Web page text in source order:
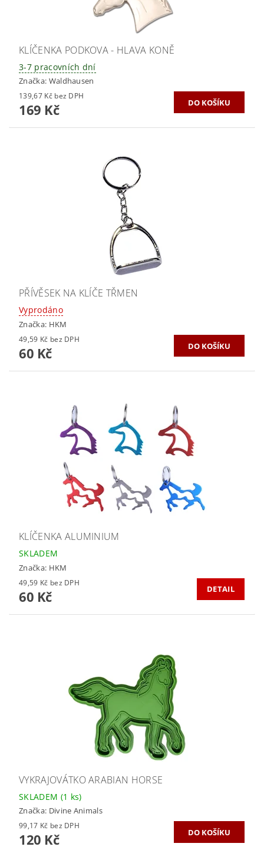
KLÍČENKA PODKOVA - HLAVA KONĚ
3-7 pracovních dní
Značka: Waldhausen
139,67 Kč bez DPH
169 Kč
PŘÍVĚSEK NA KLÍČE TŘMEN
Vyprodáno
Značka: HKM
49,59 Kč bez DPH
60 Kč
KLÍČENKA ALUMINIUM
SKLADEM
Značka: HKM
49,59 Kč bez DPH
60 Kč DETAIL
VYKRAJOVÁTKO ARABIAN HORSE
SKLADEM (1 ks)
Značka: Divine Animals
99,17 Kč bez DPH
120 Kč